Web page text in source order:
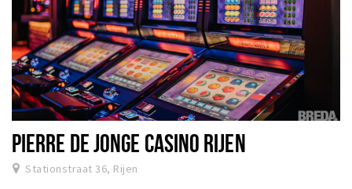
PIERRE DE JONGE CASINO RIJEN
Stationstraat 36, Rijen